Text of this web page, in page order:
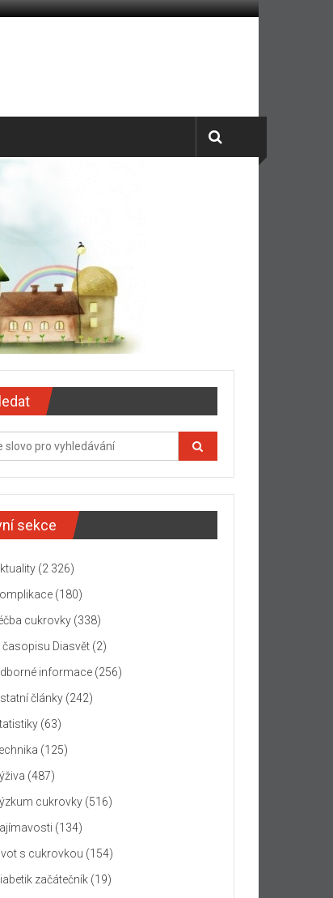
sekce
(2 326)
(180)
cukrovky (338)
časopisu Diasvět (2)
informace (256)
články (242)
(63)
(125)
(487)
cukrovky (516)
(134)
s cukrovkou (154)
začátečník (19)